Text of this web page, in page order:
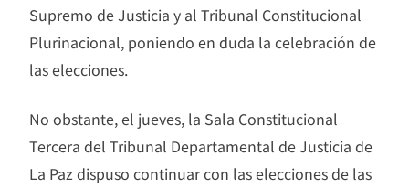
Supremo de Justicia y al Tribunal Constitucional
Plurinacional, poniendo en duda la celebración de
las elecciones.
No obstante, el jueves, la Sala Constitucional
Tercera del Tribunal Departamental de Justicia de
La Paz dispuso continuar con las elecciones de las